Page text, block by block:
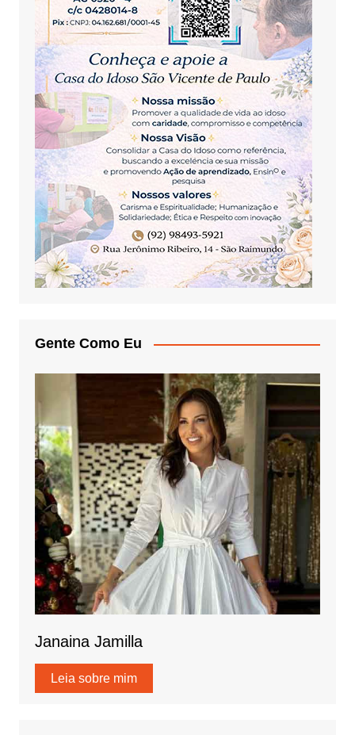
Gente Como Eu
Janaina Jamilla
Leia sobre mim